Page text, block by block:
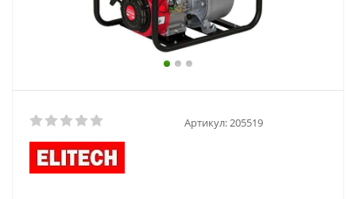
Артикул: 205519